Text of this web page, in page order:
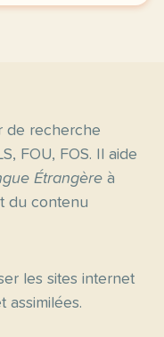
de recherche
FOU, FOS. Il aide
Étrangère à
du contenu
les sites internet
assimilées.